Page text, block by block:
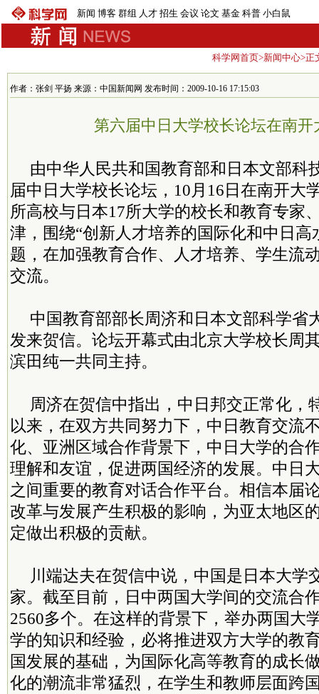
新闻 博客 群组 人才 招生 会议 论文 基金 科普 小白鼠
科学网首页>新闻中心>正
作者：张剑 平扬 来源：中国新闻网 发布时间：2009-10-16 17:15:03
第六届中日大学校长论坛在南开
由中华人民共和国教育部和日本文部科
届中日大学校长论坛，10月16日在南开大
所高校与日本17所大学的校长和教育专家
津，围绕“创新人才培养的国际化和中日高
题，在加强教育合作、人才培养、学生流
交流。
中国教育部部长周济和日本文部科学省
发来贺信。论坛开幕式由北京大学校长周
滨田纯一共同主持。
周济在贺信中指出，中日邦交正常化，
以来，在双方共同努力下，中日教育交流
化、亚洲区域合作背景下，中日大学的合
理解和友谊，促进两国经济的发展。中日
之间重要的教育对话合作平台。相信本届
改革与发展产生积极的影响，为亚太地区
定做出积极的贡献。
川端达夫在贺信中说，中国是日本大学
家。截至目前，日中两国大学间的交流合
2560多个。在这样的背景下，举办两国大
学的知识和经验，必将推进双方大学的教
国发展的基础，为国际化高等教育的成长
化的潮流非常猛烈，在学生和教师层面跨